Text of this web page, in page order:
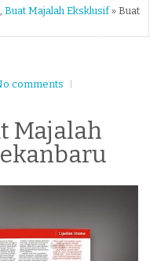
Buat Majalah Eksklusif» Buat
comments
Majalah